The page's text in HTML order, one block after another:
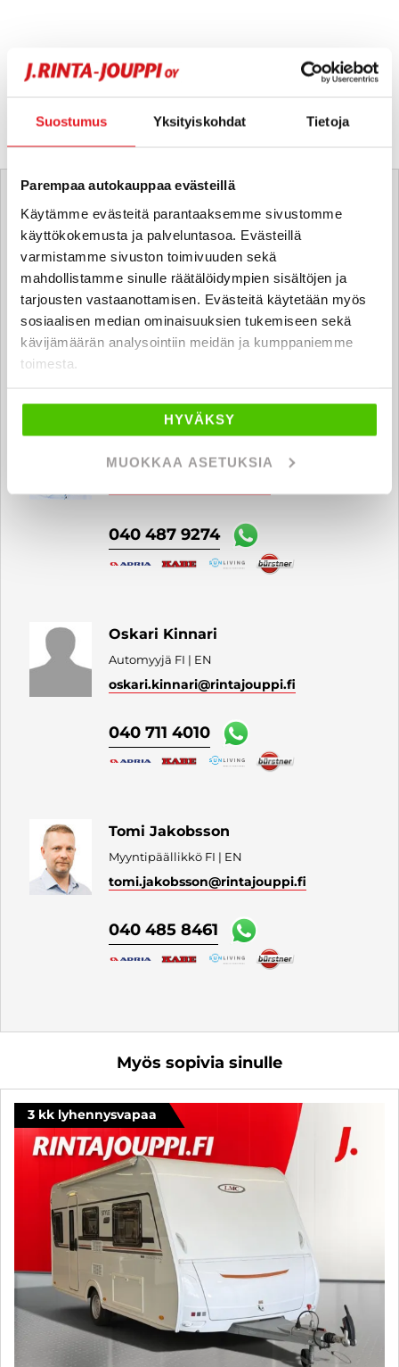
Suostumus Yksityiskohdat Tietoja
Parempaa autokauppaa evästeillä
Käytämme evästeitä parantaaksemme sivustomme
käyttökokemusta ja palveluntasoa. Evästeillä
varmistamme sivuston toimivuuden sekä
mahdollistamme sinulle räätälöidympien sisältöjen ja
tarjousten vastaanottamisen. Evästeitä käytetään myös
sosiaalisen median ominaisuuksien tukemiseen sekä
kävijämäärän analysointiin meidän ja kumppaniemme
toimesta.
HYVÄKSY
MUOKKAA ASETUKSIA
Toni Rask
Automyyjä FI
@rintajouppi.fi
040 711 9899
Jari Hyväri
Automyyjä FI | EN
040 487 9274
Oskari Kinnari
Automyyjä FI | EN
oskari.kinnari@rintajouppi.fi
040 711 4010
Tomi Jakobsson
Myyntipäällikkö FI | EN
tomi.jakobsson@rintajouppi.fi
040 485 8461
Myös sopivia sinulle
3 kk lyhennysvapaa